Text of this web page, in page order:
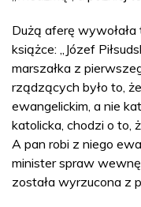
Dużą aferę
książce: „Józef
marszałka z
rządzących było to,
ewangelickim, a nie
katolicka, chodzi o to,
A pan robi z niego
minister spraw
została wyrzucona z